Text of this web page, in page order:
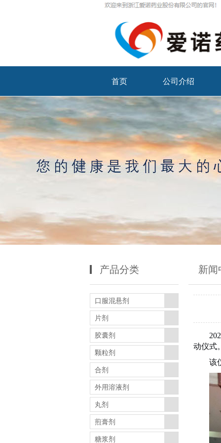
首页 公司介绍
产品分类
口服混悬剂
片剂
胶囊剂
颗粒剂
合剂
外用溶液剂
丸剂
煎膏剂
糖浆剂
新闻
动仪式
该